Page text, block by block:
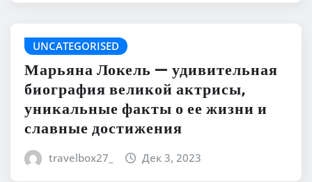
UNCATEGORISED
Марьяна Локель — удивительная
биография великой актрисы,
уникальные факты о ее жизни и
славные достижения
travelbox27_ Дек 3, 2023